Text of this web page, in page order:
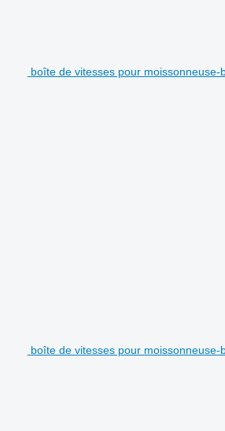
boîte de vitesses pour moissonneuse-
boîte de vitesses pour moissonneuse-